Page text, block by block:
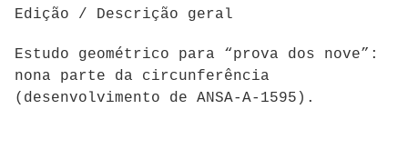
Edição / Descrição geral
Estudo geométrico para “prova dos nove”:
nona parte da circunferência
(desenvolvimento de ANSA-A-1595).